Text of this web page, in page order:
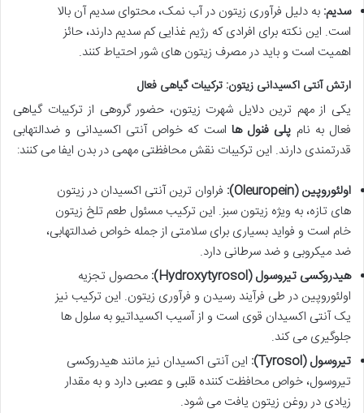
سدیم: به دلیل فرآوری زیتون در آب نمک، محتوای سدیم آن بالا
است. این نکته برای افرادی که رژیم غذایی کم سدیم دارند، حائز
اهمیت است و باید در مصرف زیتون های شور احتیاط کنند.
ارتش آنتی اکسیدانی زیتون: ترکیبات گیاهی فعال
یکی از مهم ترین دلایل شهرت زیتون، حضور گروهی از ترکیبات گیاهی
فعال به نام پلی فنول ها است که خواص آنتی اکسیدانی و ضدالتهابی
قدرتمندی دارند. این ترکیبات نقش محافظتی مهمی در بدن ایفا می کنند:
اولئوروپین (Oleuropein):
فراوان ترین آنتی اکسیدان در زیتون
های تازه، به ویژه زیتون سبز. این ترکیب مسئول طعم تلخ زیتون
خام است و فواید بسیاری برای سلامتی از جمله خواص ضدالتهابی،
ضد میکروبی و ضد سرطانی دارد.
هیدروکسی تیروسول (Hydroxytyrosol):
محصول تجزیه
اولئوروپین در طی فرآیند رسیدن و فرآوری زیتون. این ترکیب نیز
یک آنتی اکسیدان قوی است و از آسیب اکسیداتیو به سلول ها
جلوگیری می کند.
تیروسول (Tyrosol):
این آنتی اکسیدان نیز مانند هیدروکسی
تیروسول، خواص محافظت کننده قلبی و عصبی دارد و به مقدار
زیادی در روغن زیتون یافت می شود.